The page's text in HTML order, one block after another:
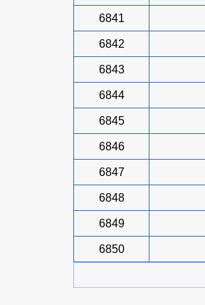
6841
6842
6843
6844
6845
6846
6847
6848
6849
6850